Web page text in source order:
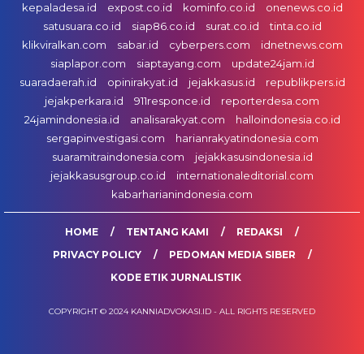
kepaladesa.id
expost.co.id kominfo.co.id
onenews.co.id
satusuara.co.id
siap86.co.id surat.co.id
tinta.co.id
klikviralkan.com
sabar.id cyberpers.com
idnetnews.com
siaplapor.com
siaptayang.com
update24jam.id
suaradaerah.id
opinirakyat.id jejakkasus.id
republikpers.id
jejakperkara.id
911responce.id
reporterdesa.com
24jamindonesia.id
analisarakyat.com
halloindonesia.co.id
sergapinvestigasi.com
harianrakyatindonesia.com
suaramitraindonesia.com
jejakkasusindonesia.id
jejakkasusgroup.co.id
internationaleditorial.com
kabarharianindonesia.com
HOME TENTANG KAMI
REDAKSI
PRIVACY POLICY
PEDOMAN MEDIA SIBER
KODE ETIK JURNALISTIK
COPYRIGHT © 2024 KANNIADVOKASI.ID - ALL RIGHTS RESERVED